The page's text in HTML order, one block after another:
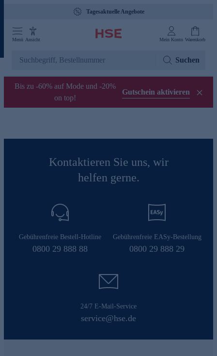
Tagesaktuelle Angebote
Menü Ansicht Mein Konto Warenkorb
Suchen
Bis zu -60% auf Mode und -20%
on top!
Gutschein aktivieren
Kontaktieren Sie uns, wir
helfen gerne.
Gebührenfreie Bestell-Hotline
0800 29 888 88
Gebührenfreie EASy-Bestellung
0800 29 888 29
24/7 E-Mail-Service
service@hse.de